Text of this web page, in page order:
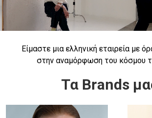
Είμαστε μια ελληνική εταιρεία με
στην αναμόρφωση του κόσμου
Τα Brands